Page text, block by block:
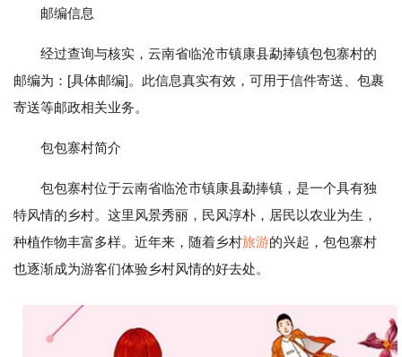
邮编信息
经过查询与核实，云南省临沧市镇康县勐捧镇包包寨村的
邮编为：[具体邮编]。此信息真实有效，可用于信件寄送、包裹
寄送等邮政相关业务。
包包寨村简介
包包寨村位于云南省临沧市镇康县勐捧镇，是一个具有独
特风情的乡村。这里风景秀丽，民风淳朴，居民以农业为生，
种植作物丰富多样。近年来，随着乡村旅游的兴起，包包寨村
也逐渐成为游客们体验乡村风情的好去处。